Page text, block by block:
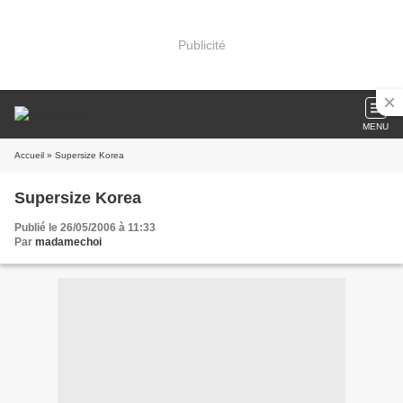
Publicité
MENU
Accueil » Supersize Korea
Supersize Korea
Publié le 26/05/2006 à 11:33
Par madamechoi